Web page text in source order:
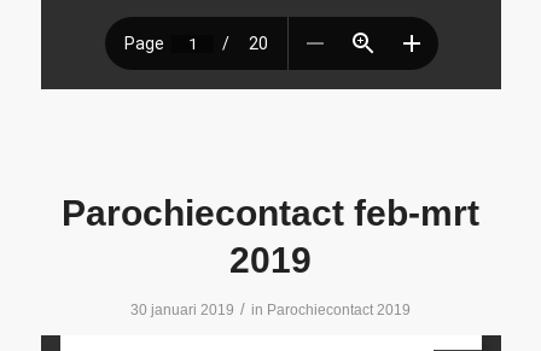
Parochiecontact feb-mrt
2019
30 januari 2019 / in Parochiecontact 2019